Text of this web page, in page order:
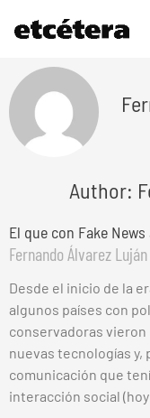
contenido
Author:
El que con Fake
Fernando Álvarez Luján
Desde el inicio de la
algunos países con
conservadoras
nuevas tecnologías
comunicación que
interacción social